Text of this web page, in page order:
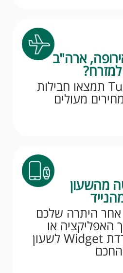
ארה"ב
עם Tuki eSIM תמצאו חבילות
מעולים
מהשעון
אחר היתרה שלכם
האפליקציה או
באמצעות הורדת Widget לשעון
החכם